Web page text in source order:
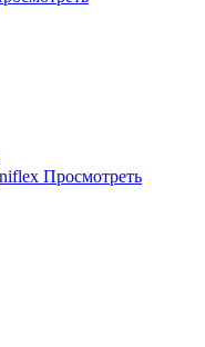
Просмотреть